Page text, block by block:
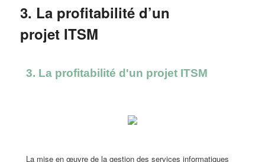
3. La profitabilité d’un
projet ITSM
3. La profitabilité d'un projet ITSM
La mise en œuvre de la gestion des services informatiques